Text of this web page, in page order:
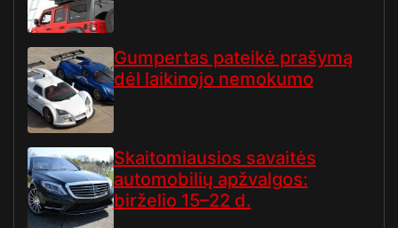
Gumpertas pateikė prašymą
dėl laikinojo nemokumo
Skaitomiausios savaitės
automobilių apžvalgos:
birželio 15–22 d.